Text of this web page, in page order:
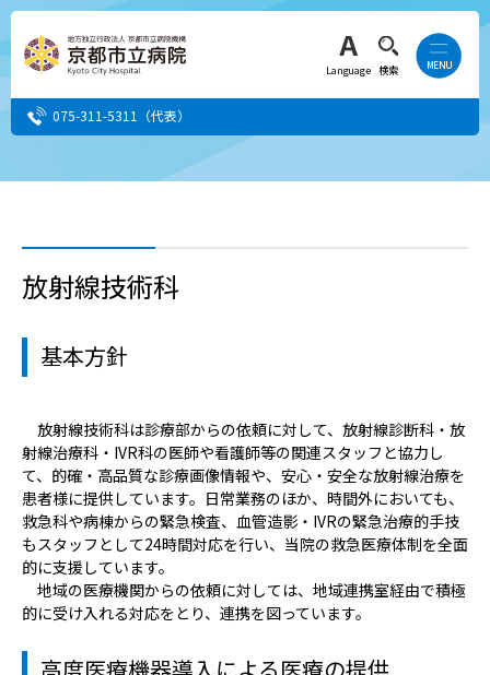
Language 検索
075-311-5311 （代表）
当院へ就職希望の方
事業者・その他の方
病院の概要
当院の魅力
よくある質問
放射線技術科
基本方針
放射線技術科は診療部からの依頼に対して、放射線診断科・放
射線治療科・IVR科の医師や看護師等の関連スタッフと協力し
て、的確・高品質な診療画像情報や、安心・安全な放射線治療を
患者様に提供しています。日常業務のほか、時間外においても、
救急科や病棟からの緊急検査、血管造影・IVRの緊急治療的手技
もスタッフとして24時間対応を行い、当院の救急医療体制を全面
的に支援しています。
地域の医療機関からの依頼に対しては、地域連携室経由で積極
的に受け入れる対応をとり、連携を図っています。